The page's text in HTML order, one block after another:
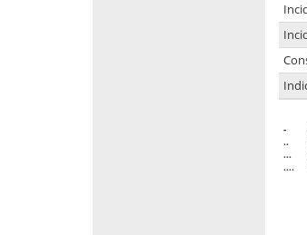
-
..
...
....